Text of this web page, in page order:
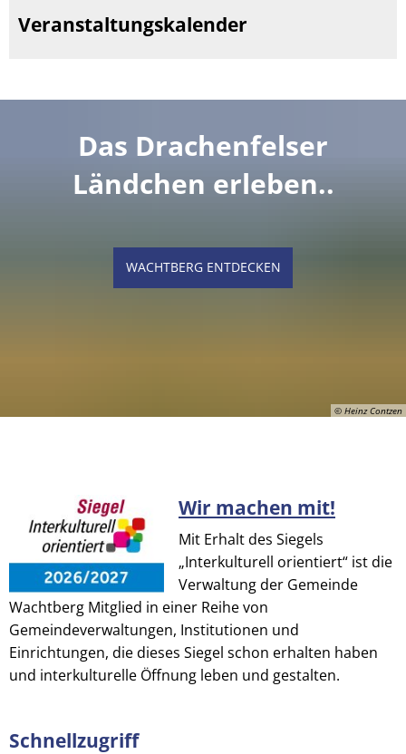
Veranstaltungskalender
© Heinz Contzen
Das Drachenfelser
Ländchen erleben..
WACHTBERG ENTDECKEN
Wir machen mit!
Mit Erhalt des Siegels
„Interkulturell orientiert“ ist die
Verwaltung der Gemeinde
Wachtberg Mitglied in einer Reihe von
Gemeindeverwaltungen, Institutionen und
Einrichtungen, die dieses Siegel schon erhalten haben
und interkulturelle Öffnung leben und gestalten.
Schnellzugriff